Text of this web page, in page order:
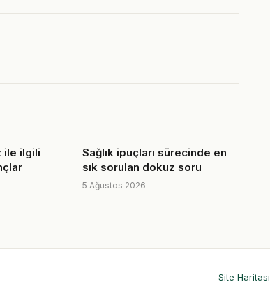
ile ilgili
Sağlık ipuçları sürecinde en
sık sorulan dokuz soru
5 Ağustos 2026
Site Haritası